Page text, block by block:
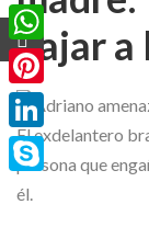
bajar a
El exdelantero
persona que
él.
Twitter
WhatsApp
Pinterest
LinkedIn
Skype